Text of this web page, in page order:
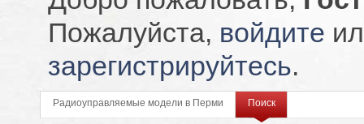
Пожалуйста, войдите
зарегистрируйтесь.
Радиоуправляемые модели в Перми Поиск